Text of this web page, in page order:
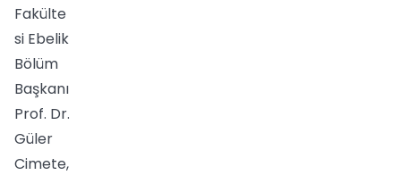
Fakülte
si Ebelik
Bölüm
Başkanı
Prof. Dr.
Güler
Cimete,